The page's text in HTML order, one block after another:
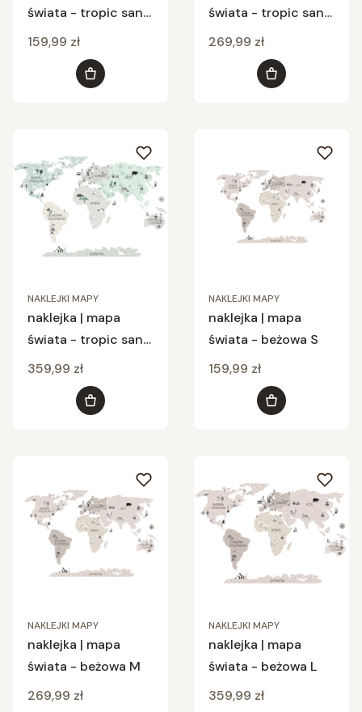
świata - tropic sand
S
Cena
159,99 zł
Do koszyka
świata - tropic sand
M
Cena
269,99 zł
Do koszyka
NAKLEJKI MAPY
naklejka | mapa
świata - tropic sand
L
Cena
359,99 zł
Do koszyka
NAKLEJKI MAPY
naklejka | mapa
świata - beżowa S
Cena
159,99 zł
Do koszyka
NAKLEJKI MAPY
naklejka | mapa
świata - beżowa M
Cena
269,99 zł
NAKLEJKI MAPY
naklejka | mapa
świata - beżowa L
Cena
359,99 zł